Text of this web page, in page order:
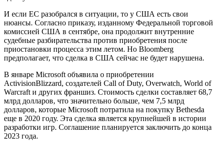
И если ЕС разобрался в ситуации, то у США есть свои
нюансы. Согласно приказу, изданному Федеральной торговой
комиссией США в сентябре, она продолжит внутренние
судебные разбирательства против приобретения после
приостановки процесса этим летом. Но Bloomberg
предполагает, что сделка в США сейчас не будет нарушена.
В январе Microsoft объявила о приобретении
ActivisionBlizzard, создателей Call of Duty, Overwatch, World of
Warcraft и других франшиз. Стоимость сделки составляет 68,7
млрд долларов, что значительно больше, чем 7,5 млрд
долларов, которые Microsoft потратила на покупку Bethesda
еще в 2020 году. Эта сделка является крупнейшей в истории
разработки игр. Соглашение планируется заключить до конца
2023 года.